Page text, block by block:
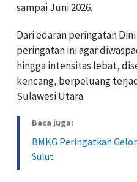
sampai Juni 2026.
Dari edaran peringatan
peringatan ini agar
hingga intensitas lebat,
kencang, berpeluang
Sulawesi Utara.
Baca juga:
BMKG Peringatkan
Sulut